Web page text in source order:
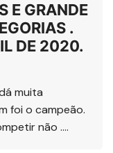
E GRANDE
.
DE 2020.
muita
foi o campeão.
não ….